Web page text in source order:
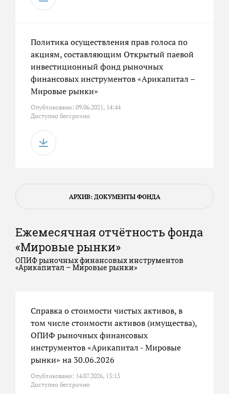
Политика осуществления прав голоса по
акциям, составляющим Открытый паевой
инвестиционный фонд рыночных
финансовых инструментов «Арикапитал –
Мировые рынки»
Опубликовано: 09.06.2021, 14:44
Доступно бессрочно
АРХИВ: ДОКУМЕНТЫ ФОНДА
Ежемесячная отчётность фонда
«Мировые рынки»
ОПИФ рыночных финансовых инструментов
«Арикапитал – Мировые рынки»
Справка о стоимости чистых активов, в
том числе стоимости активов (имущества),
ОПИФ рыночных финансовых
инструментов «Арикапитал - Мировые
рынки» на 30.06.2026
Опубликовано: 14.07.2026, 13:15
Доступно бессрочно